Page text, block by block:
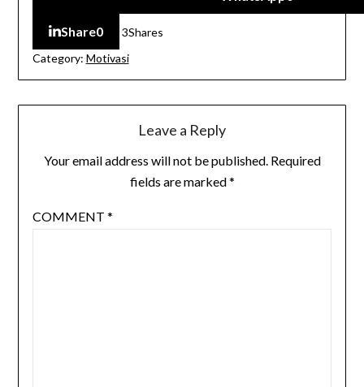
Share0 3Shares
Category: Motivasi
Leave a Reply
Your email address will not be published. Required
fields are marked*
COMMENT *